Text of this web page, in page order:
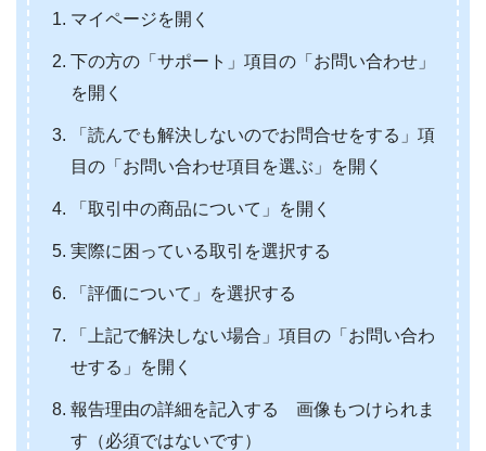
マイページを開く
下の方の「サポート」項目の「お問い合わせ」
を開く
「読んでも解決しないのでお問合せをする」項
目の「お問い合わせ項目を選ぶ」を開く
「取引中の商品について」を開く
実際に困っている取引を選択する
「評価について」を選択する
「上記で解決しない場合」項目の「お問い合わ
せする」を開く
報告理由の詳細を記入する 画像もつけられま
す（必須ではないです）